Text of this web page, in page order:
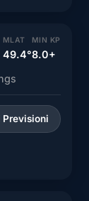
MLAT
49.4°
MIN KP
8.0+
Previsioni